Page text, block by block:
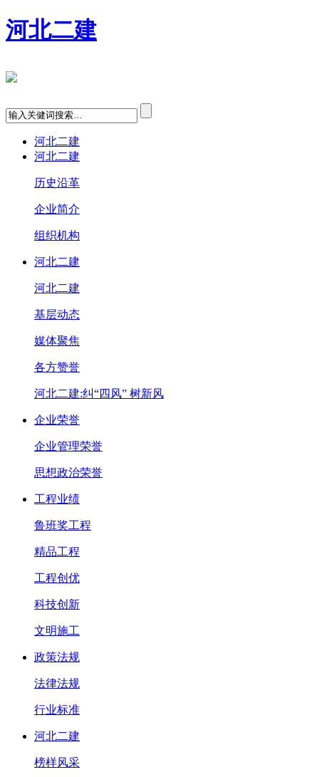
河北二建
河北二建
河北二建
历史沿革
企业简介
组织机构
河北二建
河北二建
基层动态
媒体聚焦
各方赞誉
河北二建:纠“四风” 树新风
企业荣誉
企业管理荣誉
思想政治荣誉
工程业绩
鲁班奖工程
精品工程
工程创优
科技创新
文明施工
政策法规
法律法规
行业标准
河北二建
榜样风采